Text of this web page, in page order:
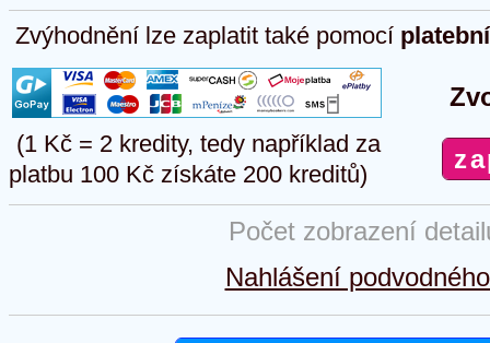
Zvýhodnění lze zaplatit také pomocí
(1 Kč = 2 kredity, tedy například za
platbu 100 Kč získáte 200 kreditů)
Počet zobrazení
Nahlášení